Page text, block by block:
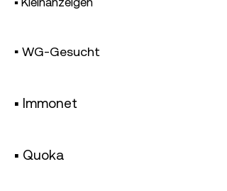
▪︎ WG-Gesucht
▪︎ Immonet
▪︎ Quoka